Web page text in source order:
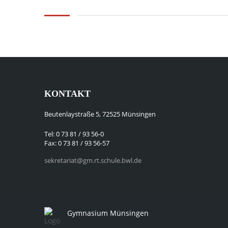
KONTAKT
Beutenlaystraße 5, 72525 Münsingen
Tel: 0 73 81 / 93 56-0
Fax: 0 73 81 / 93 56-57
sekretariat@gm.rt.schule.bwl.de
Gymnasium Münsingen